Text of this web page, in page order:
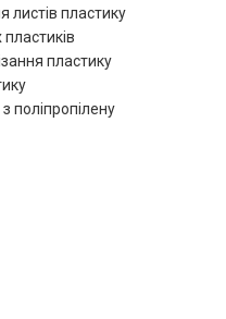
листів пластику
пластику
поліпропілену